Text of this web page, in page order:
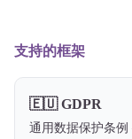
支持的框架
🇪🇺GDPR
通用数据保护条